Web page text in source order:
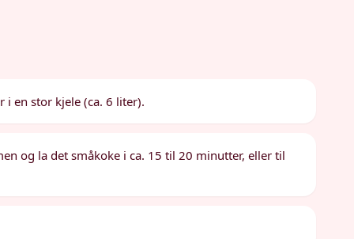
en stor kjele (ca. 6 liter).
og la det småkoke i ca. 15 til 20 minutter, eller til